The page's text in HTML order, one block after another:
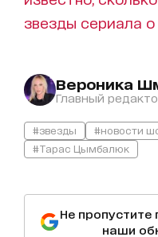
звезды сериала
Вероника
Главный
#звезды #новости
#Тарас Цымбалюк
Не пропустите
наши